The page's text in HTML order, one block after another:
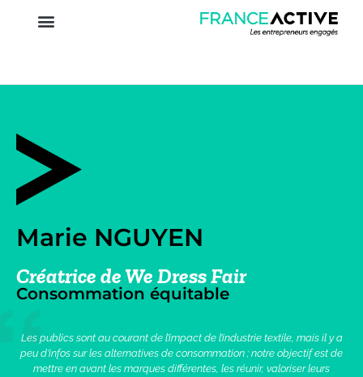
Marie NGUYEN
Créatrice de We Dress Fair
Consommation équitable
Les publics sont au courant de l’impact de l’industrie textile, mais il y a
peu d’infos sur les alternatives de consommation ; notre objectif est de
mettre en avant les marques différentes, les réunir, valoriser leurs